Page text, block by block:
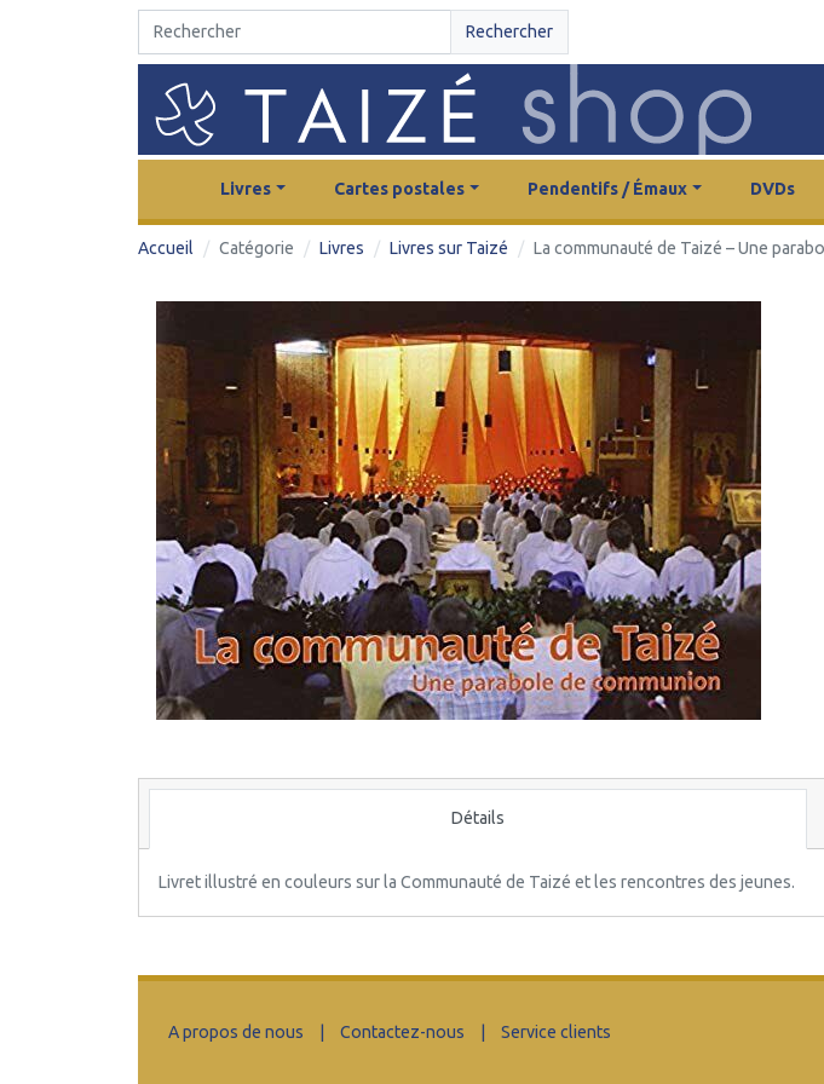
Rechercher
Livres Cartes postales Pendentifs / Émaux DVDs
Accueil Catégorie Livres Livres sur Taizé La communauté de Taizé – Une
Détails
Livret illustré en couleurs sur la Communauté de Taizé et les rencontres des jeunes.
A propos de nous Contactez-nous Service clients